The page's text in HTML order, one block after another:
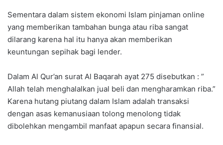
Sementara dalam sistem ekonomi Islam pinjaman online
yang memberikan tambahan bunga atau riba sangat
dilarang karena hal itu hanya akan memberikan
keuntungan sepihak bagi lender.
Dalam Al Qur’an surat Al Baqarah ayat 275 disebutkan : ”
Allah telah menghalalkan jual beli dan mengharamkan riba.”
Karena hutang piutang dalam Islam adalah transaksi
dengan asas kemanusiaan tolong menolong tidak
dibolehkan mengambil manfaat apapun secara finansial.